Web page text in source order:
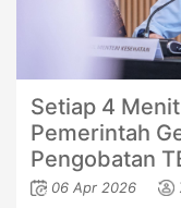
Setiap 4
Pemerintah
Pengobatan
06 Apr 2026